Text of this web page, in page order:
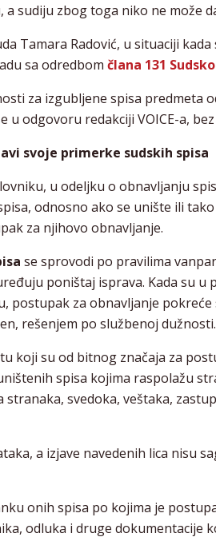
sudiju zbog toga niko ne može
Tamara Radović, u situaciji
sa odredbom člana 131
za izgubljene spisa predmeta
u odgovoru redakciji VOICE-a,
svoje primerke sudskih spisa
u odeljku o obnavljanju
odnosno ako se unište ili
za njihovo obnavljanje.
se sprovodi po pravilima
poništaj isprava. Kada su u
postupak za obnavljanje
rešenjem po službenoj dužnosti.
koji su od bitnog značaja za
spisa kojima raspolažu
svedoka, veštaka,
a izjave navedenih lica nisu
onih spisa po kojima je
odluka i druge dokumentacije